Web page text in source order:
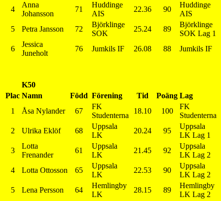
4
Anna
Johansson
71
Huddinge
AIS
22.36 90
Huddinge
AIS
5
Petra Jansson 72
Björklinge
SOK
25.24 89
Björklinge
SOK Lag 1
6
Jessica
Juneholt
76 Jumkils IF 26.08 88 Jumkils IF
K50
Plac Namn Född Förening Tid Poäng Lag
1
Åsa Nylander 67
FK
Studenterna
18.10 100
FK
Studenterna
2
Ulrika Eklöf 68
Uppsala
LK
20.24 95
Uppsala
LK Lag 1
3
Lotta
Frenander
61
Uppsala
LK
21.45 92
Uppsala
LK Lag 2
4
Lotta Ottosson 65
Uppsala
LK
22.53 90
Uppsala
LK Lag 2
5
Lena Persson 64
Hemlingby
LK
28.15 89
Hemlingby
LK Lag 2